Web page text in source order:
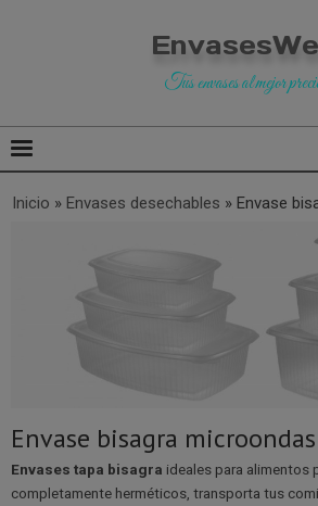
Tus envases al mejor
Inicio » Envases desechables » Envase
Envase bisagra microondas
Envases tapa bisagra ideales para alimentos
completamente herméticos, transporta tus